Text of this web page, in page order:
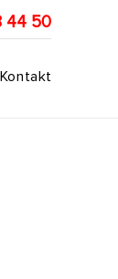
44 50
Kontakt